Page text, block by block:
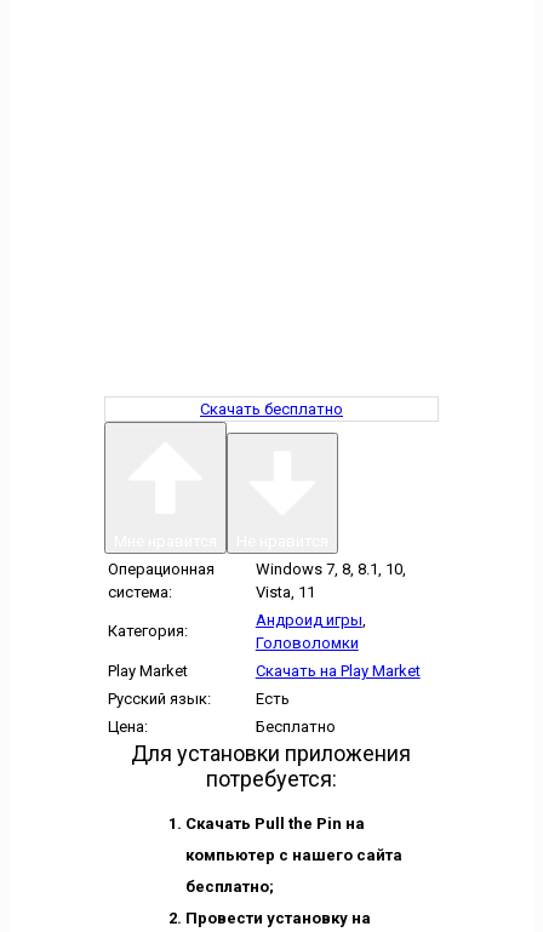
Скачать бесплатно
Операционная
система:
Windows 7, 8, 8.1, 10,
Vista, 11
Категория:
Андроид игры,
Головоломки
Play Market
Скачать на Play Market
Русский язык:
Есть
Цена:
Бесплатно
Для установки приложения
потребуется:
Скачать Pull the Pin на
компьютер с нашего сайта
бесплатно;
Провести установку на